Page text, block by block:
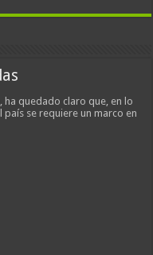
ha quedado claro que, en lo
se requiere un marco en